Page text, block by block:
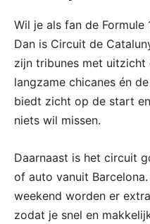
Wil je als fan de Formule
Dan is Circuit de
zijn tribunes met uitzicht
langzame chicanes én
biedt zicht op de start
niets wil missen.
Daarnaast is het circuit
of auto vanuit
weekend worden er
zodat je snel en